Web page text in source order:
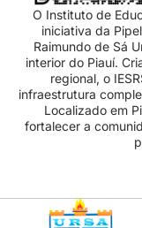
O Instituto de
iniciativa da
Raimundo de Sá
interior do Piauí.
regional, o
infraestrutura
Localizado em
fortalecer a